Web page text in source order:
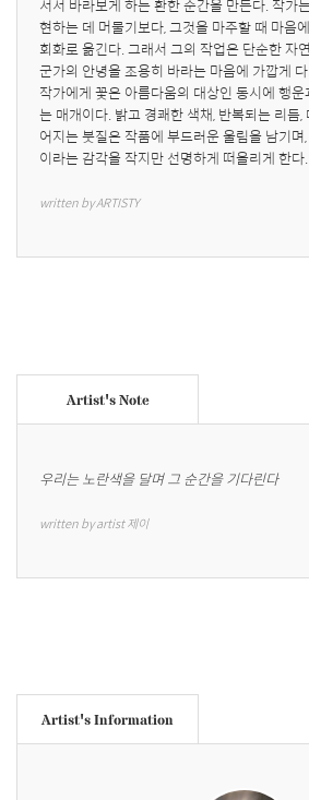
서서 바라보게 하는 환한 순간을 만든다. 작가
현하는 데 머물기보다, 그것을 마주할 때 마음
회화로 옮긴다. 그래서 그의 작업은 단순한 자
군가의 안녕을 조용히 바라는 마음에 가깝게
작가에게 꽃은 아름다움의 대상인 동시에 행
는 매개이다. 밝고 경쾌한 색채, 반복되는 리듬
어지는 붓질은 작품에 부드러운 울림을 남기
이라는 감각을 작지만 선명하게 떠올리게 한다.
written by ARTISTY
Artist's Note
우리는 노란색을 달며 그 순간을 기다린다
written by artist 제이
Artist's Information